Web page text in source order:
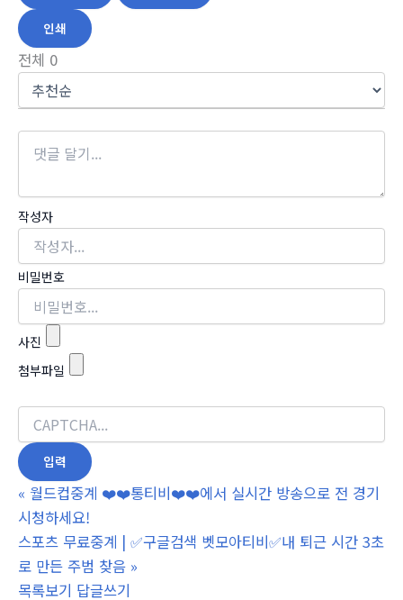
인쇄
전체 0
작성자
비밀번호
사진
첨부파일
« 월드컵중계 ❤️❤️통티비❤️❤️에서 실시간 방송으로 전 경기
시청하세요!
스포츠 무료중계 | ✅구글검색 벳모아티비✅내 퇴근 시간 3초
로 만든 주범 찾음 »
목록보기 답글쓰기